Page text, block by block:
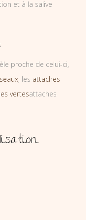
et à la salive
proche de celui-ci,
, les attaches
vertesattaches